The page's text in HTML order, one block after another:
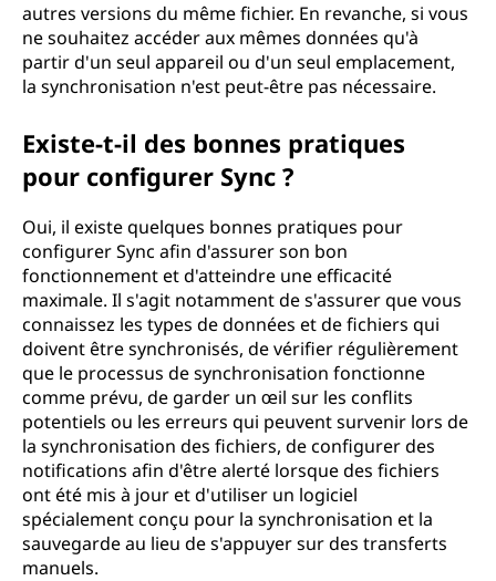
autres versions du même fichier. En revanche, si vous
ne souhaitez accéder aux mêmes données qu'à
partir d'un seul appareil ou d'un seul emplacement,
la synchronisation n'est peut-être pas nécessaire.
Existe-t-il des bonnes pratiques
pour configurer Sync ?
Oui, il existe quelques bonnes pratiques pour
configurer Sync afin d'assurer son bon
fonctionnement et d'atteindre une efficacité
maximale. Il s'agit notamment de s'assurer que vous
connaissez les types de données et de fichiers qui
doivent être synchronisés, de vérifier régulièrement
que le processus de synchronisation fonctionne
comme prévu, de garder un œil sur les conflits
potentiels ou les erreurs qui peuvent survenir lors de
la synchronisation des fichiers, de configurer des
notifications afin d'être alerté lorsque des fichiers
ont été mis à jour et d'utiliser un logiciel
spécialement conçu pour la synchronisation et la
sauvegarde au lieu de s'appuyer sur des transferts
manuels.